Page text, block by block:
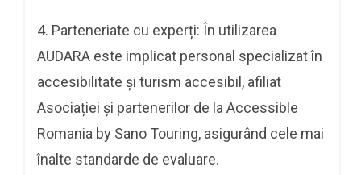
4. Parteneriate cu experți: În utilizarea
AUDARA este implicat personal specializat în
accesibilitate și turism accesibil, afiliat
Asociației și partenerilor de la Accessible
Romania by Sano Touring, asigurând cele mai
înalte standarde de evaluare.